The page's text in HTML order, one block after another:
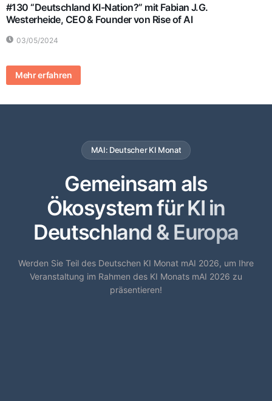
#130 “Deutschland KI-Nation?” mit Fabian J.G.
Westerheide, CEO & Founder von Rise of Al
03/05/2024
Mehr erfahren
MAI: Deutscher KI Monat
Gemeinsam als
Ökosystem für KI in
Deutschland & Europa
Werden Sie Teil des Deutschen KI Monat mAI 2026, um Ihre
Veranstaltung im Rahmen des KI Monats mAI 2026 zu
präsentieren!